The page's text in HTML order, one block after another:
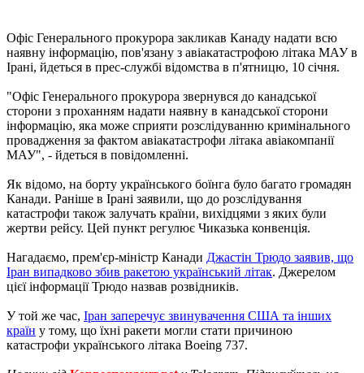
Офіс Генерального прокурора закликав Канаду надати всю
наявну інформацію, пов'язану з авіакатастрофою літака МАУ в
Ірані, йдеться в прес-службі відомства в п'ятницю, 10 січня.
"Офіс Генерального прокурора звернувся до канадської
сторони з проханням надати наявну в канадської сторони
інформацію, яка може сприяти розслідуванню кримінального
провадження за фактом авіакатастрофи літака авіакомпанії
МАУ", - йдеться в повідомленні.
Як відомо, на борту українського боїнга було багато громадян
Канади. Раніше в Ірані заявили, що до розслідування
катастрофи також залучать країни, вихідцями з яких були
жертви рейсу. Цей пункт регулює Чиказька конвенція.
Нагадаємо, прем'єр-міністр Канади Джастін Трюдо заявив, що
Іран випадково збив ракетою український літак. Джерелом
цієї інформації Трюдо назвав розвідників.
У той же час, Іран заперечує звинувачення США та інших
країн у тому, що їхні ракети могли стати причиною
катастрофи українського літака Boeing 737.